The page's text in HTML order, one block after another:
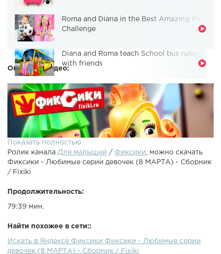
Roma and Diana in the Best Amazing Kids
Challenge
Diana and Roma teach School bus rules
with friends
Описание видео:
8 МАРТА про девочек и для девочек:Красота Сито
Кино Невидимые чернила Конструктор Звезда
Драгоценность Окно Тренажер Зонтик Кто такие -
Показать полностью
Ролик канала Для малышей / Фиксики
, можно скачать
Фиксики - Любимые серии девочек (8 МАРТА) - Сборник
/ Fixiki
Продолжительность:
79:39 мин.
Найти похожее в сети::
Искать в Яндексе Фиксики Фиксики - Любимые серии
девочек (8 МАРТА) - Сборник / Fixiki